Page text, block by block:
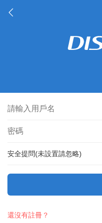
安全提問(未設置請忽略)
還沒有註冊？